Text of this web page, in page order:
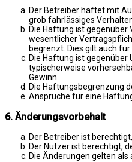
Der Betreiber haftet mit
grob fahrlässiges
Die Haftung ist
wesentlicher
begrenzt. Dies gilt auch
Die Haftung ist
typischerweise
Gewinn.
Die Haftungsbegrenzung
Ansprüche für eine
6. Änderungsvorbehalt
Der Betreiber ist
Der Nutzer ist berechtigt,
Die Änderungen gelten